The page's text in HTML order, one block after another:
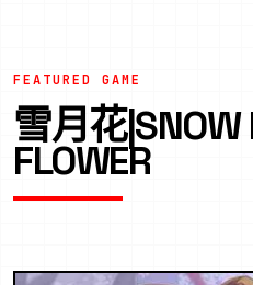
FEATURED GAME
雪月花|SNOW
FLOWER